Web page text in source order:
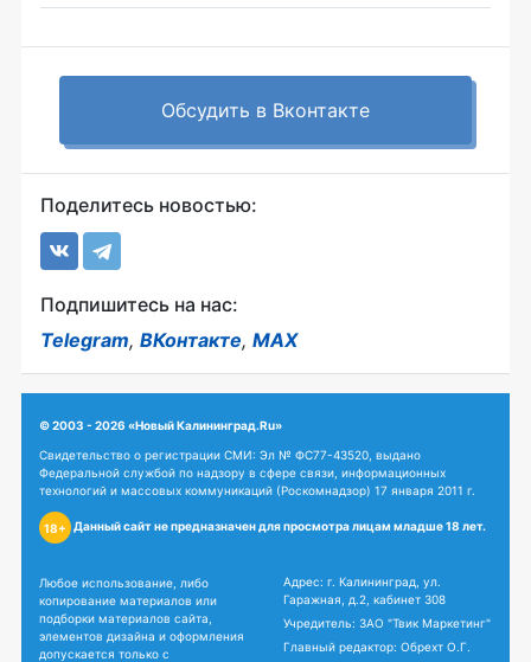
Обсудить в Вконтакте
Поделитесь новостью:
Подпишитесь на нас:
Telegram, ВКонтакте, MAX
© 2003 - 2026 «Новый Калининград.Ru»
Свидетельство о регистрации СМИ: Эл № ФС77-43520, выдано
Федеральной службой по надзору в сфере связи, информационных
технологий и массовых коммуникаций (Роскомнадзор) 17 января 2011 г.
18+ Данный сайт не предназначен для просмотра лицам младше 18 лет.
Любое использование, либо
копирование материалов или
подборки материалов сайта,
элементов дизайна и оформления
допускается только с
Адрес: г. Калининград, ул.
Гаражная, д.2, кабинет 308
Учредитель: ЗАО "Твик Маркетинг"
Главный редактор: Обрехт О.Г.